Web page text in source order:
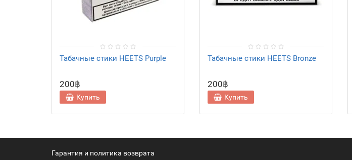
Табачные стики HEETS Purple
200฿
Купить
Табачные стики HEETS Bronze
200฿
Купить
Гарантия и политика возврата